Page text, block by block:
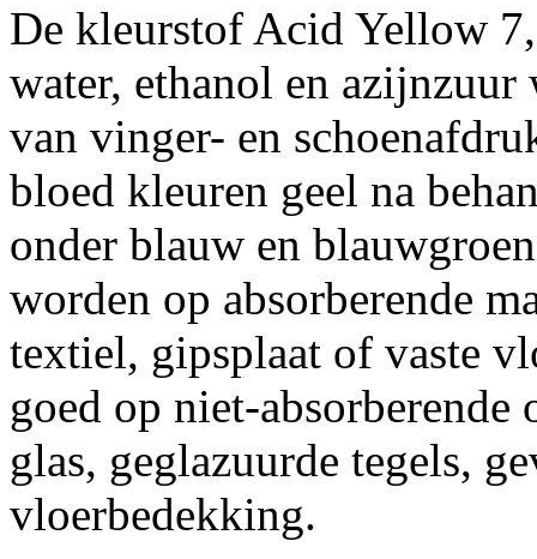
De kleurstof Acid Yellow
water, ethanol en
van vinger- en
bloed kleuren geel na
onder blauw en
worden op absorberende
textiel, gipsplaat of vaste
goed op niet-
glas, geglazuurde tegels,
vloerbedekking.